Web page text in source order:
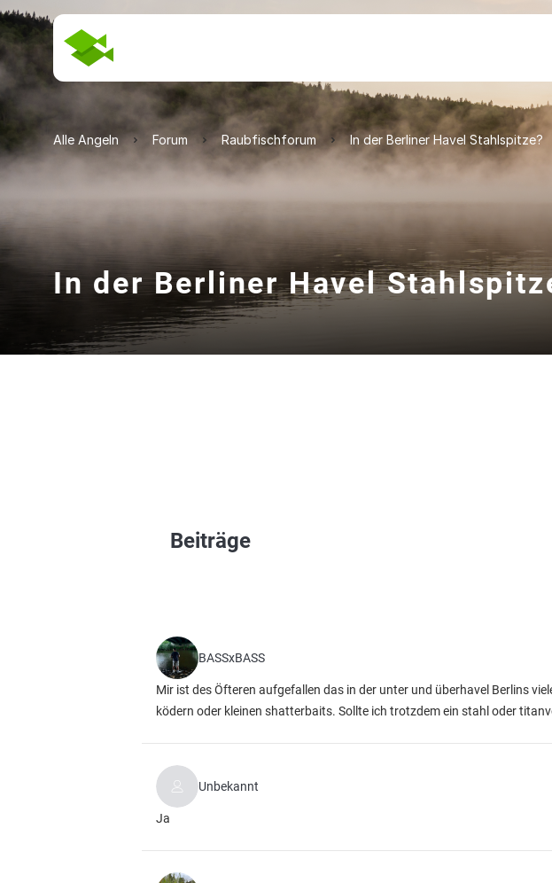
Alle Angeln Forum Raubfischforum In der Berliner Havel Stahlspitze?
In der Berliner Havel
Beiträge
BASSxBASS
Mir ist des Öfteren aufgefallen das in der unter und überhavel Berlins
ködern oder kleinen shatterbaits. Sollte ich trotzdem ein stahl oder
Unbekannt
Ja